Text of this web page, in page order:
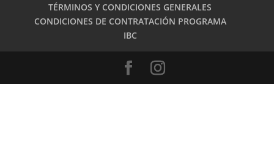
TÉRMINOS Y CONDICIONES GENERALES
CONDICIONES DE CONTRATACIÓN PROGRAMA
IBC